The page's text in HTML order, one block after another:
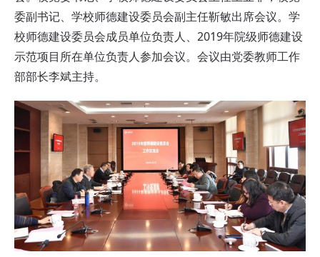
委副书记、学校师德建设委员会副主任靳敏出席会议。学
校师德建设委员会成员单位负责人、2019年院级师德建设
示范项目所在单位负责人参加会议。会议由党委教师工作
部部长李斌主持。